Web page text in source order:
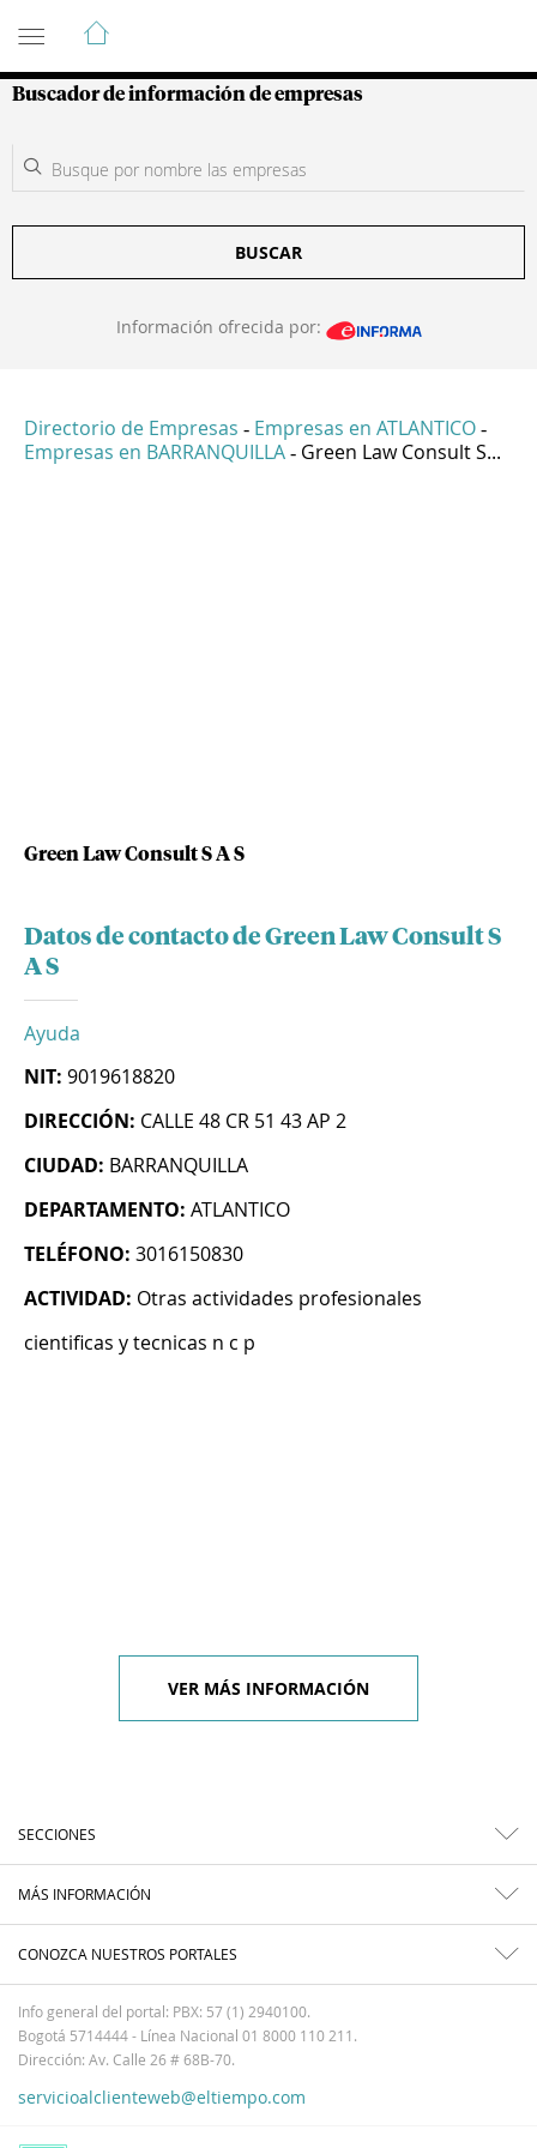
Guía de Empresas Colombianas
Buscador de información de empresas
BUSCAR
Información ofrecida por:
Directorio de Empresas - Empresas en ATLANTICO -
Empresas en BARRANQUILLA - Green Law Consult S...
Green Law Consult S A S
Datos de contacto de Green Law Consult S
A S
Ayuda
NIT: 9019618820
DIRECCIÓN: CALLE 48 CR 51 43 AP 2
CIUDAD: BARRANQUILLA
DEPARTAMENTO: ATLANTICO
TELÉFONO: 3016150830
ACTIVIDAD: Otras actividades profesionales
cientificas y tecnicas n c p
VER MÁS INFORMACIÓN
SECCIONES
MÁS INFORMACIÓN
CONOZCA NUESTROS PORTALES
Info general del portal: PBX: 57 (1) 2940100.
Bogotá 5714444 - Línea Nacional 01 8000 110 211.
Dirección: Av. Calle 26 # 68B-70.
servicioalclienteweb@eltiempo.com